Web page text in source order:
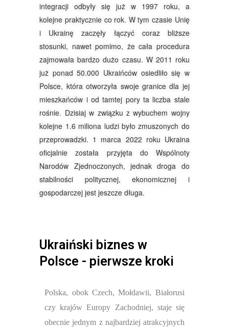
integracji odbyły się już w 1997 roku, a
kolejne praktycznie co rok. W tym czasie Unię
i Ukrainę zaczęły łączyć coraz bliższe
stosunki, nawet pomimo, że cała procedura
zajmowała bardzo dużo czasu. W 2011 roku
już ponad 50.000 Ukraińców osiedliło się w
Polsce, która otworzyła swoje granice dla jej
mieszkańców i od tamtej pory ta liczba stale
rośnie. Dzisiaj w związku z wybuchem wojny
kolejne 1.6 miliona ludzi było zmuszonych do
przeprowadzki. 1 marca 2022 roku Ukraina
oficjalnie została przyjęta do Wspólnoty
Narodów Zjednoczonych, jednak droga do
stabilności politycznej, ekonomicznej i
gospodarczej jest jeszcze długa.
Ukraiński biznes w
Polsce - pierwsze kroki
Polska, obok Czech, Mołdawii, Białorusi
czy krajów Europy Zachodniej, staje się
obecnie jednym z najbardziej atrakcyjnych